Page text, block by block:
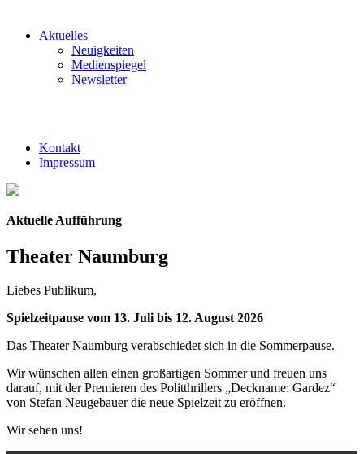
Aktuelles
Neuigkeiten
Medienspiegel
Newsletter
Kontakt
Impressum
Aktuelle Aufführung
Theater Naumburg
Liebes Publikum,
Spielzeitpause vom 13. Juli bis 12. August 2026
Das Theater Naumburg verabschiedet sich in die Sommerpause.
Wir wünschen allen einen großartigen Sommer und freuen uns
darauf, mit der Premieren des Politthrillers „Deckname: Gardez“
von Stefan Neugebauer die neue Spielzeit zu eröffnen.
Wir sehen uns!